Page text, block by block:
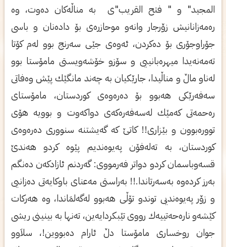
المجید" و " فتح القریب"ی‌ به‌ مناڵه‌كان ده‌وت، وه‌
ره‌مه‌زانانیش زۆرجار وانه‌و موحازره‌ی‌ بۆ داده‌نان و باسی
جۆراوجۆری‌ بۆ ده‌كردن، ئه‌وه‌ی‌ جێی سه‌رنج بوو له‌م كۆتا
ته‌مه‌نه‌یدا میهره‌بانییی و سۆزو خۆشه‌ویستی‌ مامۆستا بوو
له‌ناو ماڵ و مناڵیدا، جارێكیان به‌ چه‌ند مانگێك پێش وه‌فاتی‌
سه‌فه‌رێكی‌ هه‌بوو بۆ ده‌ره‌وه‌ی‌ كوردستان، مامۆستای‌
ره‌حمه‌تی‌ كه‌مێك له‌سه‌فه‌ره‌كه‌ی‌ دواكه‌وت و بوویه‌ هۆی‌
تووره‌بوون و بێزاری!! كاتێ‌ كه‌ گه‌یشتنه‌ سنووری‌ ده‌ره‌وه‌ی‌
كوردستان، به‌ ته‌له‌فۆن په‌یوه‌ندیم پێوه‌ كردو هه‌ندێ
قسه‌وباسمان كردو دواتر فه‌رمووی‌: گه‌ردنم ئازادكه‌ن ده‌نگم
به‌رز كرده‌وه‌ به‌سه‌رتاندا.!! به‌راستی‌ مه‌عنای‌ باوكایه‌تی‌ ده‌زانیی
و زۆر په‌یوه‌ندیی توندو تۆڵی‌ هه‌بوو له‌گه‌لمَاندا، وه‌ هه‌ركات
كێشه‌و ناره‌حه‌تییه‌ك رووی‌ تێبكردایه‌ین، ته‌نها به‌ بینینی ریشی‌
جوان روخساری‌ مامۆستا دڵ ئارام ده‌بووین!، سلاَوو